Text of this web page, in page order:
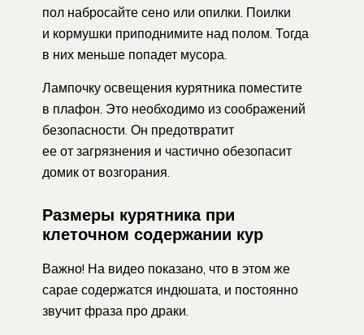
пол набросайте сено или опилки. Поилки
и кормушки приподнимите над полом. Тогда
в них меньше попадет мусора.
Лампочку освещения курятника поместите
в плафон. Это необходимо из соображений
безопасности. Он предотвратит
ее от загрязнения и частично обезопасит
домик от возгорания.
Размеры курятника при
клеточном содержании кур
Важно! На видео показано, что в этом же
сарае содержатся индюшата, и постоянно
звучит фраза про драки.